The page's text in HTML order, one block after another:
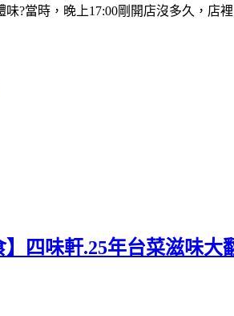
?當時，晚上17:00剛開店沒多久，
】四味軒.25年台菜滋味